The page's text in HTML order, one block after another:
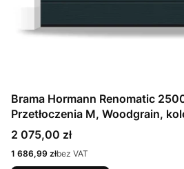
Brama Hormann Renomatic
Przetłoczenia M, Woodgrain,
7016 / OCYNK + Prowadzenie Z
Cena
2 075,00 zł
Cena
1 686,99 złbez VAT